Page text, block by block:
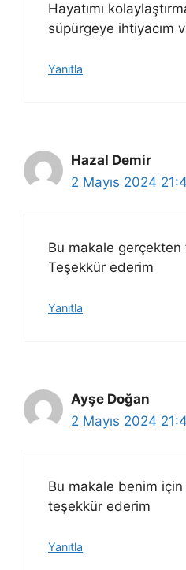
Hayatımı
süpürgeye ihtiyacım
Yanıtla
Hazal Demir
2 Mayıs 2024
Bu makale gerçekten
Teşekkür ederim
Yanıtla
Ayşe Doğan
2 Mayıs 2024
Bu makale benim için
teşekkür ederim
Yanıtla